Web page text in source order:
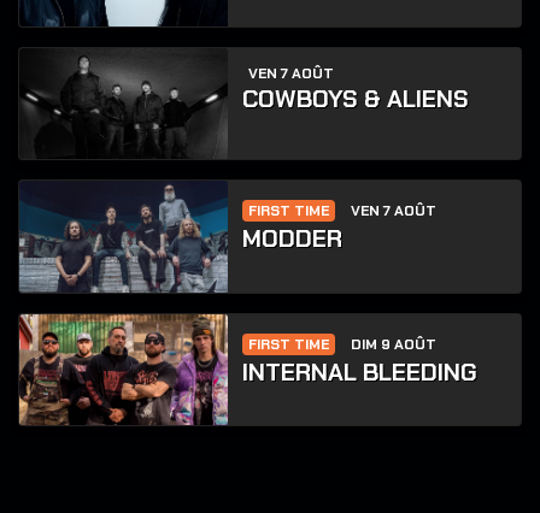
VEN 7 AOÛT
COWBOYS & ALIENS
FIRST TIME VEN 7 AOÛT
MODDER
FIRST TIME DIM 9 AOÛT
INTERNAL BLEEDING